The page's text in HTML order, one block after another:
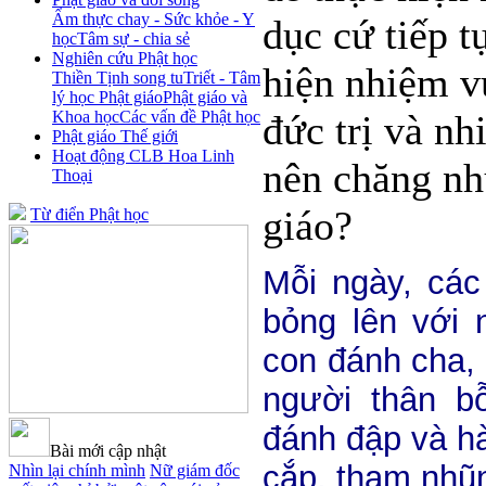
Ẩm thực chay - Sức khỏe - Y
họcTâm sự - chia sẻ
Nghiên cứu Phật học
Thiền Tịnh song tuTriết - Tâm
lý học Phật giáoPhật giáo và
Khoa họcCác vấn đề Phật học
Phật giáo Thế giới
Hoạt động CLB Hoa Linh
Thoại
Từ điển Phật học
Bài mới cập nhật
Nhìn lại chính mình Nữ giám đốc
dục cứ tiếp
hiện nhiệm
đức trị và
nên chăng
giáo?
Mỗi ngày,
bỏng lên với
con đánh
người thân
đánh đập và
cắp, tham